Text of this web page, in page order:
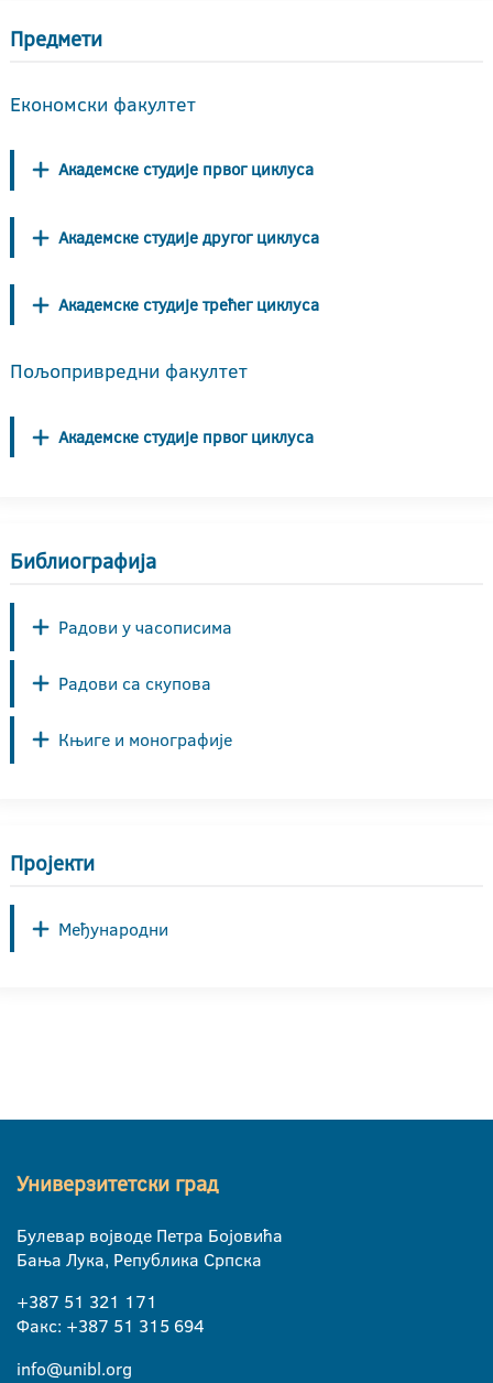
Предмети
Економски факултет
Академске студије првог циклуса
Академске студије другог циклуса
Академске студије трећег циклуса
Пољопривредни факултет
Академске студије првог циклуса
Библиографија
Радови у часописима
Радови са скупова
Књиге и монографије
Пројекти
Међународни
Универзитетски град
Булевар војводе Петра Бојовића
Бања Лука, Република Српска
+387 51 321 171
Факс: +387 51 315 694
info@unibl.org